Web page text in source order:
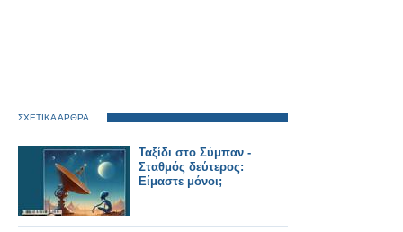
ΣΧΕΤΙΚΑ ΑΡΘΡΑ
Ταξίδι στο Σύμπαν -
Σταθμός δεύτερος:
Είμαστε μόνοι;